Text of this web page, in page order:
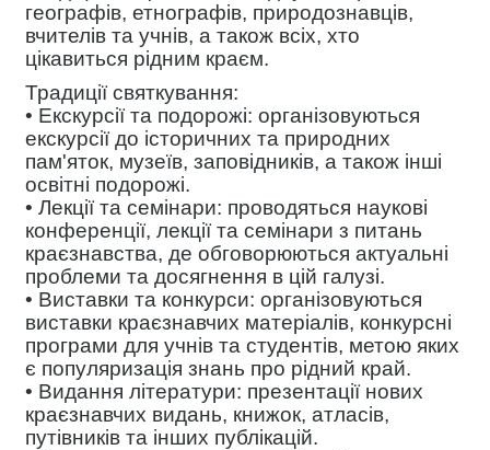
географів, етнографів, природознавців,
вчителів та учнів, а також всіх, хто
цікавиться рідним краєм.
Традиції святкування:
• Екскурсії та подорожі: організовуються
екскурсії до історичних та природних
пам'яток, музеїв, заповідників, а також інші
освітні подорожі.
• Лекції та семінари: проводяться наукові
конференції, лекції та семінари з питань
краєзнавства, де обговорюються актуальні
проблеми та досягнення в цій галузі.
• Виставки та конкурси: організовуються
виставки краєзнавчих матеріалів, конкурсні
програми для учнів та студентів, метою яких
є популяризація знань про рідний край.
• Видання літератури: презентації нових
краєзнавчих видань, книжок, атласів,
путівників та інших публікацій.